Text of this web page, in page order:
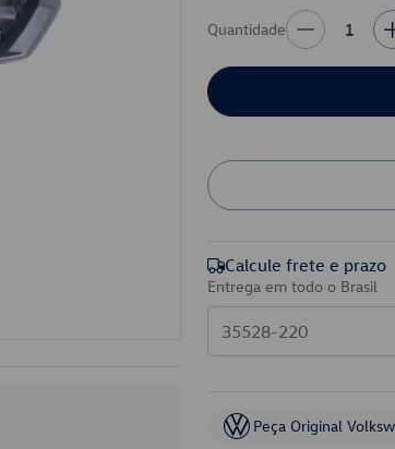
Quantidade 1
Calcule frete e prazo
Entrega em todo o Brasil
Peça Original